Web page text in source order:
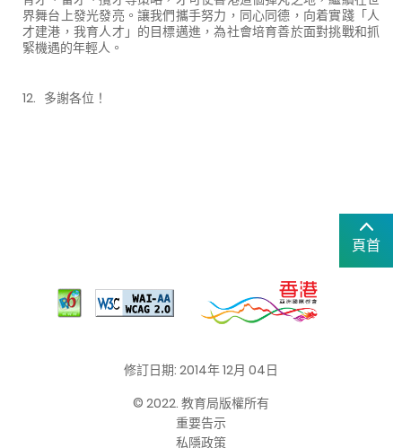
界舞台上發光發亮。讓我們攜手努力，同心同德，向着實踐「人
才建港，我育人才」的目標邁進，為社會培育善於面對挑戰和抓
緊機遇的年輕人。
12. 多謝各位！
頁首
修訂日期: 2014年 12月 04日
© 2022. 教育局版權所有
重要告示
私隱政策